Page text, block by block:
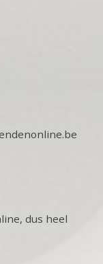
dus heel